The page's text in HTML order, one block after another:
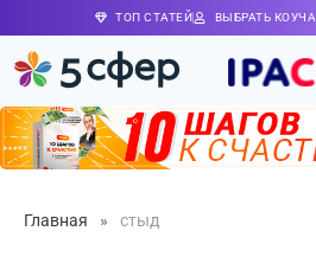
ТОП СТАТЕЙ ВЫБРАТЬ КОУЧА
Главная » стыд